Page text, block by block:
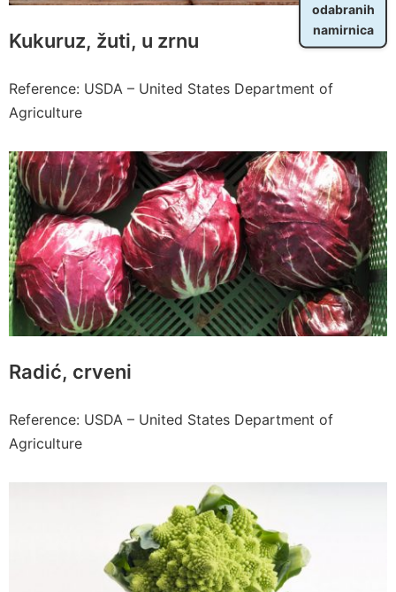
Kukuruz, žuti, u zrnu
Reference: USDA – United States Department of
Agriculture
Radić, crveni
Reference: USDA – United States Department of
Agriculture
odabranih
namirnica